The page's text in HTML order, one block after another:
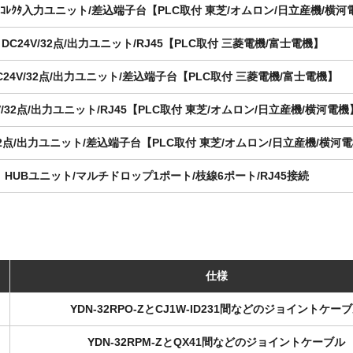
ﾚｸﾀ入力ユニット/差込端子台【PLC取付 東芝/オムロン/日立産機/横河
DC24V/32点/出力ユニット/RJ45【PLC取付 三菱電機/富士電機】
32点/出力ユニット/差込端子台【PLC取付 三菱電機/富士電機】
32点/出力ユニット/RJ45【PLC取付 東芝/オムロン/日立産機/横河電機
/出力ユニット/差込端子台【PLC取付 東芝/オムロン/日立産機/横河
HUBユニット/マルチドロップ1ポート/枝線6ポート/RJ45接続
仕様
YDN-32RPO-ZとCJ1W-ID231間などのジョイントケー
YDN-32RPM-ZとQX41間などのジョイントケーブル